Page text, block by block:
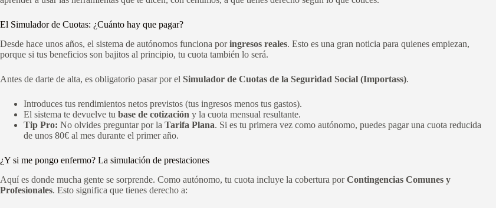
El Simulador de Cuotas: ¿Cuánto hay que pagar?
Desde hace unos años, el sistema de autónomos funciona poringresos reales. Esto es una gran noticia para quienes empiezan,
porque si tus beneficios son bajitos al principio, tu cuota también lo será.
Antes de darte de alta, es obligatorio pasar por el Simulador de Cuotas de la Seguridad Social (Importass).
Introduces tus rendimientos netos previstos (tus ingresos menos tus gastos).
El sistema te devuelve tu base de cotización y la cuota mensual resultante.
Tip Pro: No olvides preguntar por la Tarifa Plana. Si es tu primera vez como autónomo, puedes pagar una cuota reducida
de unos 80€ al mes durante el primer año.
¿Y si me pongo enfermo? La simulación de prestaciones
Aquí es donde mucha gente se sorprende. Como autónomo, tu cuota incluye la cobertura porContingencias Comunes y
Profesionales. Esto significa que tienes derecho a: